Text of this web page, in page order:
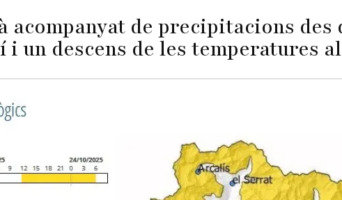
acompanyat de precipitacions des
i un descens de les temperatures